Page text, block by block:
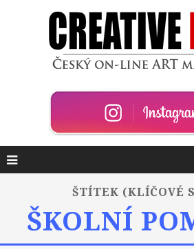
ŠTÍTEK (KLÍČOVÉ
ŠKOLNÍ